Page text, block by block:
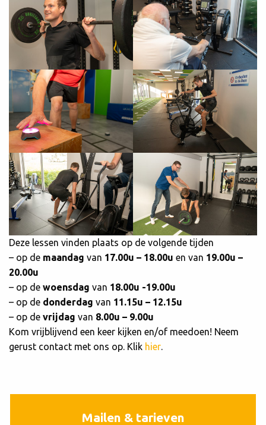
Deze lessen vinden plaats op de volgende tijden
– op de maandag van 17.00u – 18.00u en van 19.00u –
20.00u
– op de woensdag van 18.00u -19.00u
– op de donderdag van 11.15u – 12.15u
– op de vrijdag van 8.00u – 9.00u
Kom vrijblijvend een keer kijken en/of meedoen! Neem
gerust contact met ons op. Klik hier.
Mailen & tarieven